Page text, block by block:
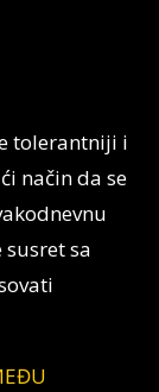
tolerantniji i
način da se
sa